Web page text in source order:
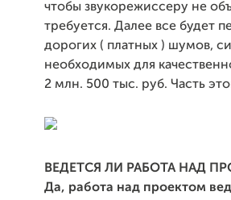
чтобы звукорежиссеру не
требуется. Далее все будет
дорогих ( платных ) шумов,
необходимых для
2 млн. 500 тыс. руб. Часть
ВЕДЕТСЯ ЛИ РАБОТА НАД
Да, работа над проектом